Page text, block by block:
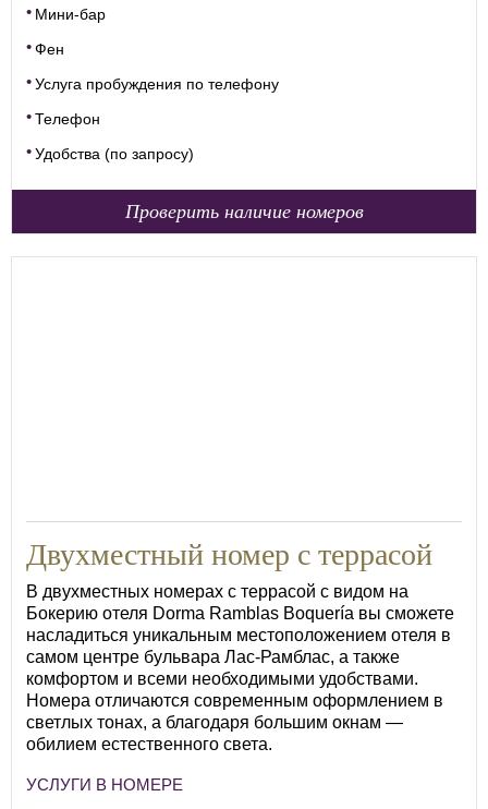
Мини-бар
Фен
Услуга пробуждения по телефону
Телефон
Удобства (по запросу)
Проверить наличие номеров
Двухместный номер с террасой
В двухместных номерах с террасой с видом на
Бокерию отеля Dorma Ramblas Boquería вы сможете
насладиться уникальным местоположением отеля в
самом центре бульвара Лас-Рамблас, а также
комфортом и всеми необходимыми удобствами.
Номера отличаются современным оформлением в
светлых тонах, а благодаря большим окнам —
обилием естественного света.
УСЛУГИ В НОМЕРЕ